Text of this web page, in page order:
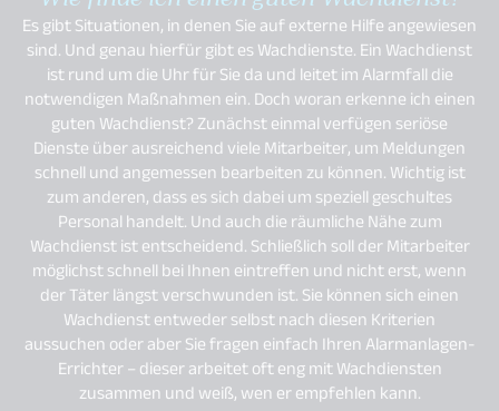
Es gibt Situationen, in denen Sie auf externe Hilfe angewiesen
sind. Und genau hierfür gibt es Wachdienste. Ein Wachdienst
ist rund um die Uhr für Sie da und leitet im Alarmfall die
notwendigen Maßnahmen ein. Doch woran erkenne ich einen
guten Wachdienst? Zunächst einmal verfügen seriöse
Dienste über ausreichend viele Mitarbeiter, um Meldungen
schnell und angemessen bearbeiten zu können. Wichtig ist
zum anderen, dass es sich dabei um speziell geschultes
Personal handelt. Und auch die räumliche Nähe zum
Wachdienst ist entscheidend. Schließlich soll der Mitarbeiter
möglichst schnell bei Ihnen eintreffen und nicht erst, wenn
der Täter längst verschwunden ist. Sie können sich einen
Wachdienst entweder selbst nach diesen Kriterien
aussuchen oder aber Sie fragen einfach Ihren Alarmanlagen-
Errichter – dieser arbeitet oft eng mit Wachdiensten
zusammen und weiß, wen er empfehlen kann.